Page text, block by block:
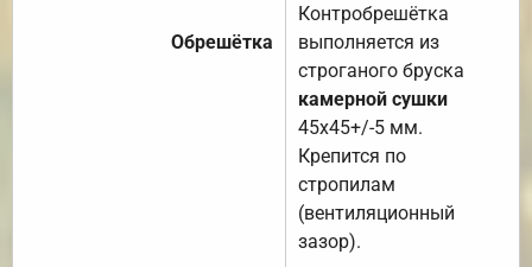
Обрешётка
Контробрешётка
выполняется из
строганого бруска
камерной сушки
45х45+/-5 мм.
Крепится по
стропилам
(вентиляционный
зазор).